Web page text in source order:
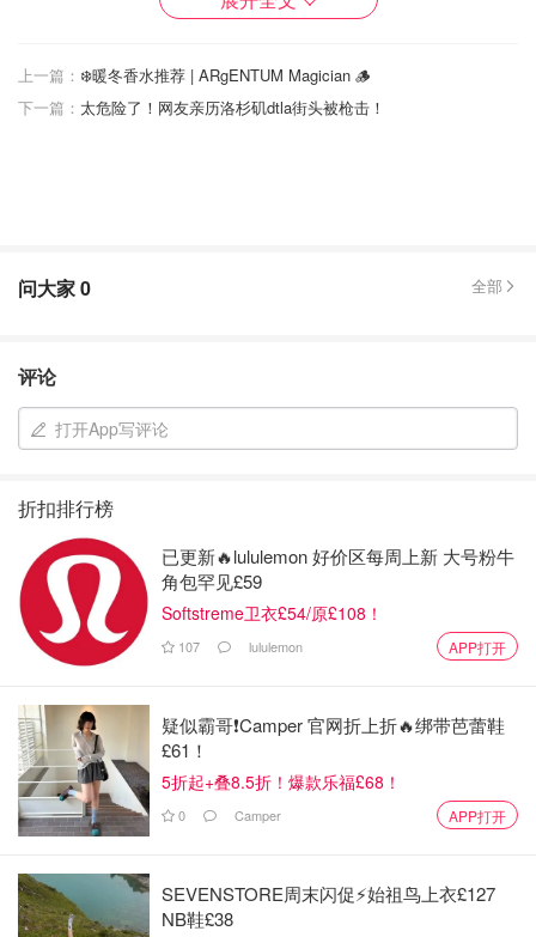
白瓷内胆
受热均匀👍
上一篇： ❄️暖冬香水推荐 | ARgENTUM Magician 🪵
下一篇： 太危险了！网友亲历洛杉矶dtla街头被枪击！
问大家0 全部
评论
打开App写评论
折扣排行榜
已更新🔥lululemon 好价区每周上新 大号粉牛
角包罕见£59
Softstreme卫衣£54/原£108！
107 lululemon APP打开
疑似霸哥❗️Camper 官网折上折🔥绑带芭蕾鞋
£61！
5折起+叠8.5折！爆款乐福£68！
0 Camper APP打开
SEVENSTORE周末闪促⚡️始祖鸟上衣£127
NB鞋£38